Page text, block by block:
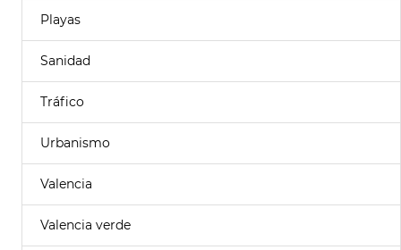
Playas
Sanidad
Tráfico
Urbanismo
Valencia
Valencia verde